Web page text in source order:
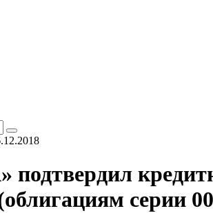
подтвердил
серии